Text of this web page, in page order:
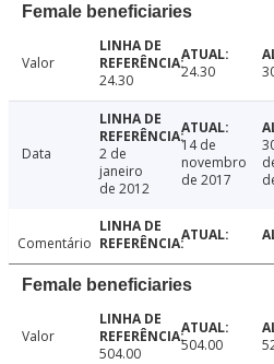
Female beneficiaries
Valor
24.30
24.30
Data
2 de
janeiro
de 2012
14 de
novembro
de 2017
Comentário
Female beneficiaries
Valor
504.00
504.00